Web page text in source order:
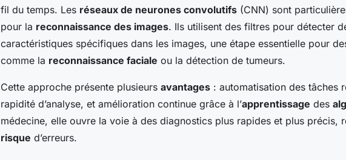
fil du temps. Les réseaux de neurones convolutifs (CNN) sont
pour la reconnaissance des images. Ils utilisent des filtres pour détecter
caractéristiques spécifiques dans les images, une étape essentielle pour
comme la reconnaissance faciale ou la détection de tumeurs.
Cette approche présente plusieurs avantages : automatisation des tâches
rapidité d’analyse, et amélioration continue grâce à l’apprentissage des
médecine, elle ouvre la voie à des diagnostics plus rapides et plus précis,
risque d’erreurs.